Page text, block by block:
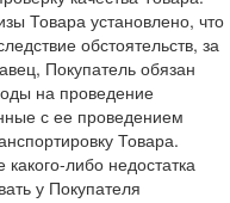
Товара установлено, что
обстоятельств, за
Покупатель обязан
на проведение
с ее проведением
Товара.
либо недостатка
у Покупателя